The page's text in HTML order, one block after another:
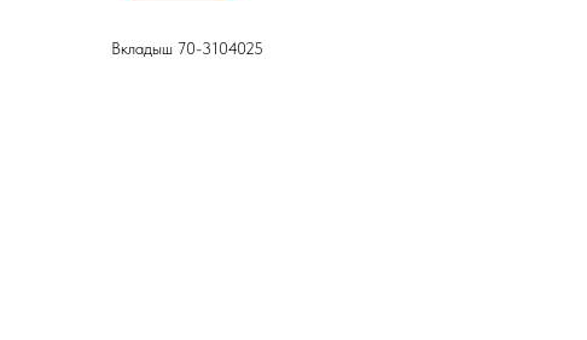
Вкладыш 70-3104025